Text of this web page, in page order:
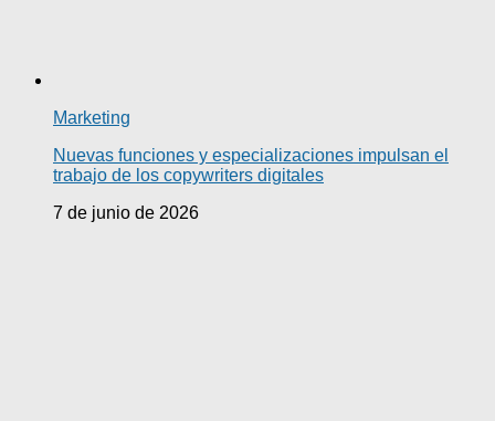
Marketing
Nuevas funciones y especializaciones impulsan el
trabajo de los copywriters digitales
7 de junio de 2026